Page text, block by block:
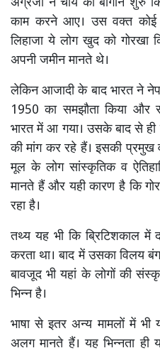
काम करने आए। उस वक्त कोई
लिहाजा ये लोग खुद को
अपनी जमीन मानते थे।
लेकिन आजादी के बाद भारत ने
1950 का समझौता किया और
भारत में आ गया। उसके बाद से ही
की मांग कर रहे हैं। इसकी प्रमुख
मूल के लोग सांस्कृतिक व
मानते हैं और यही कारण है कि
रहा है।
तथ्य यह भी कि ब्रिटिशकाल में
करता था। बाद में उसका विलय
बावजूद भी यहां के लोगों की
भिन्न है।
भाषा से इतर अन्य मामलों में भी
अलग मानते हैं। यह भिन्नता ही